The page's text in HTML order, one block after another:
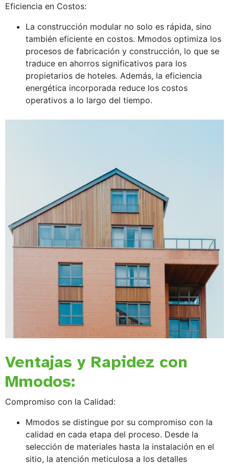
Eficiencia en Costos:
La construcción modular no solo es rápida, sino
también eficiente en costos. Mmodos optimiza los
procesos de fabricación y construcción, lo que se
traduce en ahorros significativos para los
propietarios de hoteles. Además, la eficiencia
energética incorporada reduce los costos
operativos a lo largo del tiempo.
Ventajas y Rapidez con
Mmodos:
Compromiso con la Calidad:
Mmodos se distingue por su compromiso con la
calidad en cada etapa del proceso. Desde la
selección de materiales hasta la instalación en el
sitio, la atención meticulosa a los detalles